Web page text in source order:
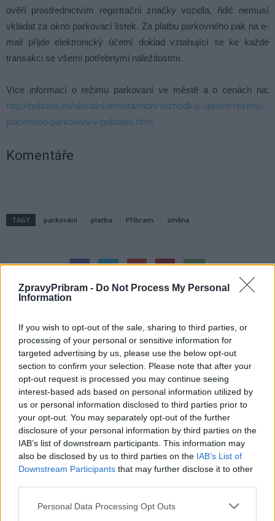
ZpravyPribram - Do Not Process My Personal
Information
If you wish to opt-out of the sale, sharing to third parties, or
processing of your personal or sensitive information for
targeted advertising by us, please use the below opt-out
section to confirm your selection. Please note that after your
opt-out request is processed you may continue seeing
interest-based ads based on personal information utilized by
us or personal information disclosed to third parties prior to
your opt-out. You may separately opt-out of the further
disclosure of your personal information by third parties on the
IAB’s list of downstream participants. This information may
also be disclosed by us to third parties on the IAB’s List of
Downstream Participants that may further disclose it to other
Personal Data Processing Opt Outs
ověří prostřednictvím registrační značky vozidla, řidič nemusí
vkládat za okno parkovací lístek. Za platbu parkovného pak na e-
mail přijde elektronický účetní doklad vztahující se ke každé
transakci se všemi potřebnými náležitostmi.
Více informací o režimu parkování ve městě a o cenách na:
http://pribram.eu/aktualni-temata/radni-rozhodli-o-uprave-rezimu-
placeneho-parkovani-v-pribrami.html
Komentáře
TAGY parkování platba Příbram změna
Předchozí článek
Příbramští volejbalisté jsou
nejlepší mládežnický oddíl ČR
Následující článek
Sen hráčů a fanoušků 1.FK
Příbram se stal skutečností
SOUVISEJÍCÍ ČLÁNKY
VÍCE OD AUTORA
Většina koupališť na Příbramsku nabízí